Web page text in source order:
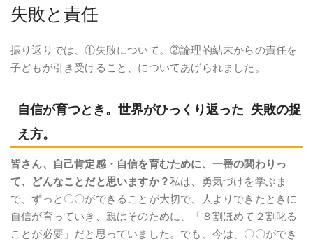
失敗と責任
振り返りでは、①失敗について。②論理的結末からの責任を
子どもが引き受けること、についてあげられました。
自信が育つとき。世界がひっくり返った 失敗の捉
え方。
皆さん、自己肯定感・自信を育むために、一番の関わりっ
て、どんなことだと思いますか？私は、勇気づけを学ぶま
で、ずっと〇〇ができることが大切で、人よりできたときに
自信が育っていき、親はそのために、「８割ほめて２割叱る
ことが必要」だと思っていました。でも、今は、〇〇ができ